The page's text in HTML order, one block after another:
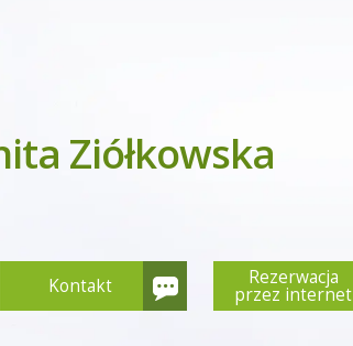
Kontakt Rezerwacja
przez internet
Ziółkowska